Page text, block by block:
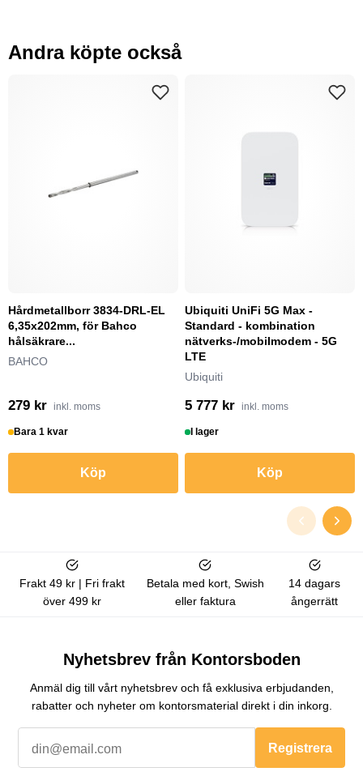
Andra köpte också
Hårdmetallborr 3834-DRL-EL
6,35x202mm, för Bahco
hålsäkrare...
BAHCO
279 kr inkl. moms
Bara 1 kvar
Köp
Ubiquiti UniFi 5G Max -
Standard - kombination
nätverks-/mobilmodem - 5G
LTE
Ubiquiti
5 777 kr inkl. moms
I lager
Köp
Frakt 49 kr | Fri frakt
över 499 kr
Betala med kort, Swish
eller faktura
14 dagars
ångerrätt
Nyhetsbrev från Kontorsboden
Anmäl dig till vårt nyhetsbrev och få exklusiva erbjudanden,
rabatter och nyheter om kontorsmaterial direkt i din inkorg.
Registrera